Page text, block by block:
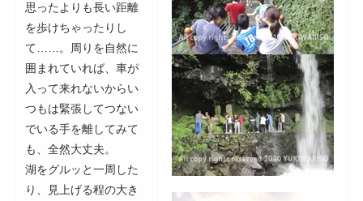
思ったよりも長い距離
を歩けちゃったりし
て……。周りを自然に
囲まれていれば、車が
入って来れないからい
つもは緊張してつない
でいる手を離してみて
も、全然大丈夫。
湖をグルッと一周した
り、見上げる程の大き